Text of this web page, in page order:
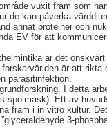
vuxit fram som
de kan påverka
annat proteiner och
EV för att
är det
är att
parasitinfektion.
I detta
spolmask). Ett av
fram i in vitro kultur.
3-